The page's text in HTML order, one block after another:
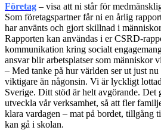
Företag – visa att ni står för
Som företagspartner får ni en årlig
har använts och gjort skillnad i
Rapporten kan användas i er CSRD-
kommunikation kring socialt
ansvar blir arbetsplatser som människor
– Med tanke på hur världen ser ut just
viktigare än någonsin. Vi är lyckligt
Sverige. Ditt stöd är helt avgörande. Det
utveckla vår verksamhet, så att fler
klara vardagen – mat på bordet, tillgång
kan gå i skolan.